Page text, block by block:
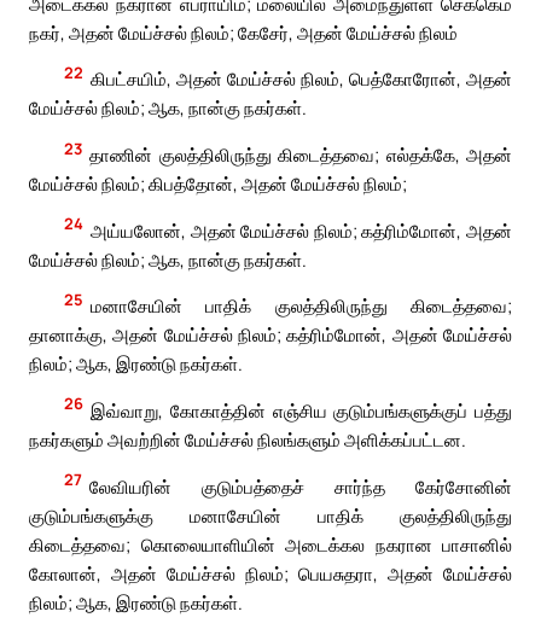
நகர், அதன் மேய்ச்சல் நிலம்; கேசேர், அதன் மேய்ச்சல் நிலம்
22 கிபட்சயிம், அதன் மேய்ச்சல் நிலம், பெத்கோரோன், அதன்
மேய்ச்சல் நிலம்; ஆக, நான்கு நகர்கள்.
23 தாணின் குலத்திலிருந்து கிடைத்தவை; எல்தக்கே, அதன்
மேய்ச்சல் நிலம்; கிபத்தோன், அதன் மேய்ச்சல் நிலம்;
24 அய்யலோன், அதன் மேய்ச்சல் நிலம்; கத்ரிம்மோன், அதன்
மேய்ச்சல் நிலம்; ஆக, நான்கு நகர்கள்.
25 மனாசேயின் பாதிக் குலத்திலிருந்து கிடைத்தவை;
தானாக்கு, அதன் மேய்ச்சல் நிலம்; கத்ரிம்மோன், அதன் மேய்ச்சல்
நிலம்; ஆக, இரண்டு நகர்கள்.
26 இவ்வாறு, கோகாத்தின் எஞ்சிய குடும்பங்களுக்குப் பத்து
நகர்களும் அவற்றின் மேய்ச்சல் நிலங்களும் அளிக்கப்பட்டன.
27 லேவியரின் குடும்பத்தைச் சார்ந்த கேர்சோனின்
குடும்பங்களுக்கு மனாசேயின் பாதிக் குலத்திலிருந்து
கிடைத்தவை; கொலையாளியின் அடைக்கல நகரான பாசானில்
கோலான், அதன் மேய்ச்சல் நிலம்; பெயசுதரா, அதன் மேய்ச்சல்
நிலம்; ஆக, இரண்டு நகர்கள்.